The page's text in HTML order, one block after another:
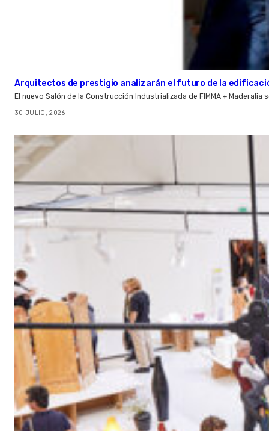
Arquitectos de prestigio analizarán el futuro de la
El nuevo Salón de la Construcción Industrializada de FIMMA +
30 JULIO, 2026